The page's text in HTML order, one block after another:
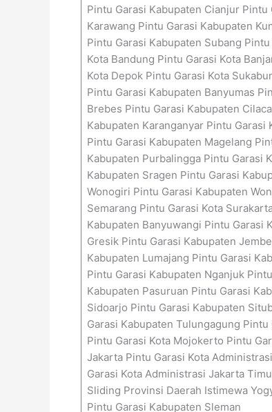
Pintu Garasi Kabupaten Cianjur
Karawang Pintu Garasi Kabupaten
Pintu Garasi Kabupaten Subang
Kota Bandung Pintu Garasi Kota
Kota Depok Pintu Garasi Kota
Pintu Garasi Kabupaten Banyumas
Brebes Pintu Garasi Kabupaten
Kabupaten Karanganyar Pintu
Pintu Garasi Kabupaten Magelang
Kabupaten Purbalingga Pintu Garasi
Kabupaten Sragen Pintu Garasi
Wonogiri Pintu Garasi Kabupaten
Semarang Pintu Garasi Kota
Kabupaten Banyuwangi Pintu Garasi
Gresik Pintu Garasi Kabupaten
Kabupaten Lumajang Pintu Garasi
Pintu Garasi Kabupaten Nganjuk
Kabupaten Pasuruan Pintu Garasi
Sidoarjo Pintu Garasi Kabupaten
Garasi Kabupaten Tulungagung
Pintu Garasi Kota Mojokerto Pintu
Jakarta Pintu Garasi Kota
Garasi Kota Administrasi Jakarta
Sliding Provinsi Daerah Istimewa
Pintu Garasi Kabupaten Sleman